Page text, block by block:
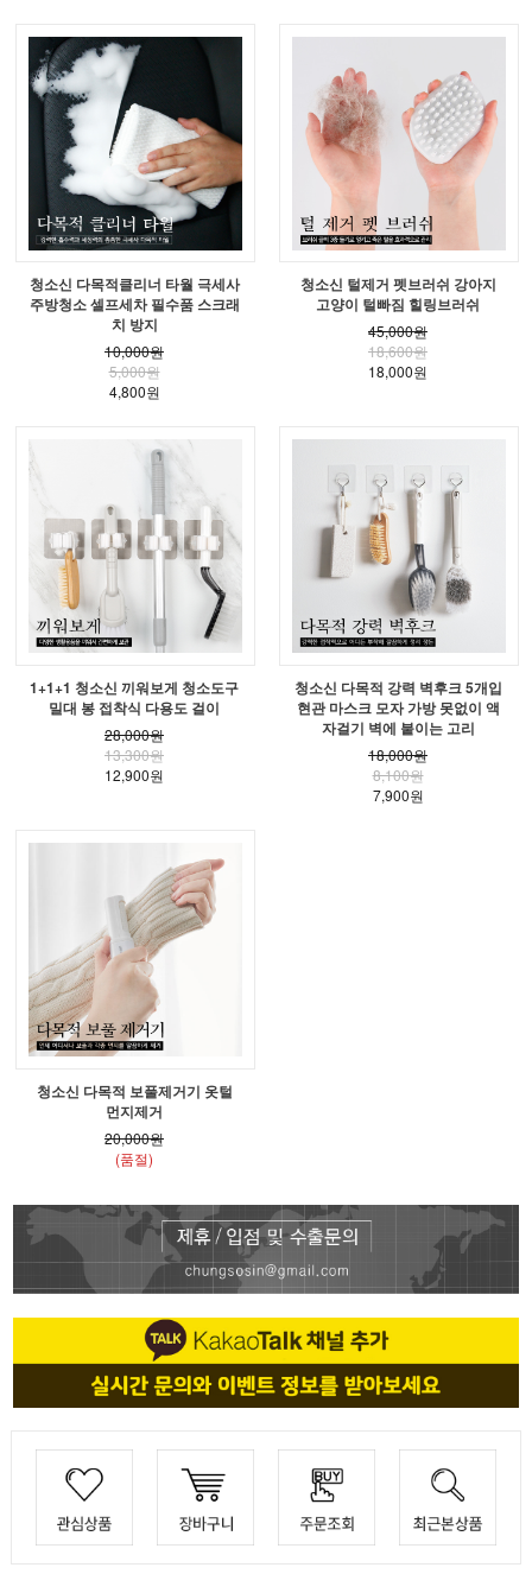
청소신 다목적클리너 타월 극세사
주방청소 셀프세차 필수품 스크래
치 방지
10,000원
5,000원
4,800원
청소신 털제거 펫브러쉬 강아지
고양이 털빠짐 힐링브러쉬
45,000원
18,600원
18,000원
1+1+1 청소신 끼워보게 청소도구
밀대 봉 접착식 다용도 걸이
28,000원
13,300원
12,900원
청소신 다목적 강력 벽후크 5개입
현관 마스크 모자 가방 못없이 액
자걸기 벽에 붙이는 고리
18,000원
8,100원
7,900원
청소신 다목적 보풀제거기 옷털
먼지제거
20,000원
(품절)